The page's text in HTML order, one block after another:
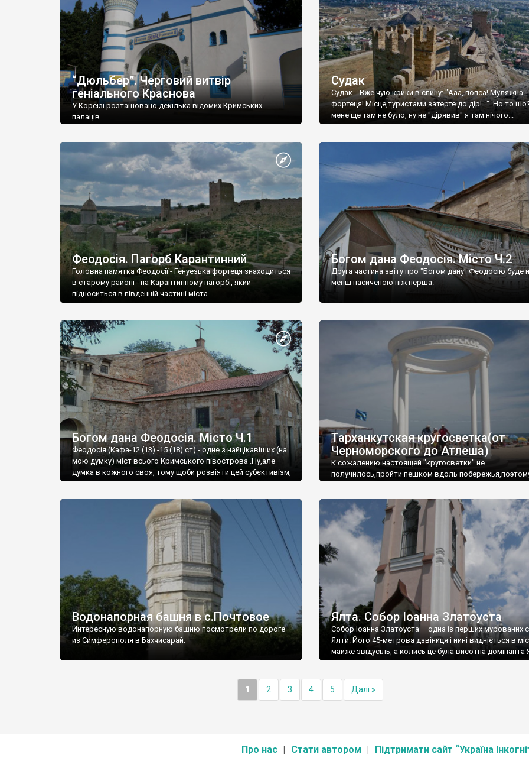
“Дюльбер”. Черговий витвір
геніального Краснова
У Кореїзі розташовано декілька відомих Кримських
палаців.
Судак
Судак... Вже чую крики в спину: "Ааа, попса! Муляжна
фортеця! Місце,туристами затерте до дір!..." Но то
мене ще там не було, ну не "дірявив" я там нічого...
принаймні до цього літа.
Феодосія. Пагорб Карантинний
Головна памятка Феодосії - Генуезька фортеця знаходиться
в старому районі - на Карантинному пагорбі, який
підноситься в південній частині міста.
Богом дана Феодосія. Місто Ч.2
Друга частина звіту про "Богом дану" Феодосію буде
менш насиченою ніж перша.
Богом дана Феодосія. Місто Ч.1
Феодосія (Кафа-12 (13) -15 (18) ст) - одне з найцікавіших (на
мою думку) міст всього Кримського півострова .Ну,але
думка в кожного своя, тому щоби розвіяти цей субєктивізм,
запрошую відвідати це
Тарханкутская кругосветка(от
Черноморского до Атлеша)
К сожалению настоящей "кругосветки" не
получилось,пройти пешком вдоль
Водонапорная башня в с.Почтовое
Интересную водонапорную башню посмотрели по дороге
из Симферополя в Бахчисарай.
Ялта. Собор Іоанна Златоуста
Собор Іоанна Златоуста – одна із перших мурованих
Ялти. Його 45-метрова дзвіниця і нині видніється в
майже звідусіль, а колись це була висотна домінанта
1 2 3 4 5 Далі »
Про нас Стати автором Підтримати сайт “Україна